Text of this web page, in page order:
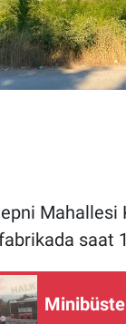
Mahallesi
saat